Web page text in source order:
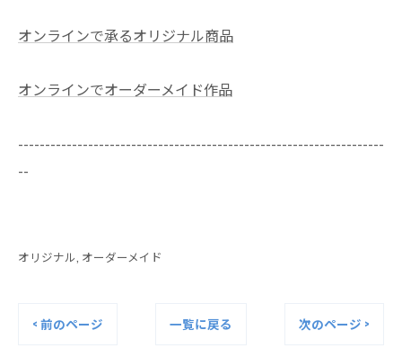
オンラインで承るオリジナル商品
オンラインでオーダーメイド作品
--------------------------------------------------------------------
--
オリジナル オーダーメイド
< 前のページ 一覧に戻る 次のページ >